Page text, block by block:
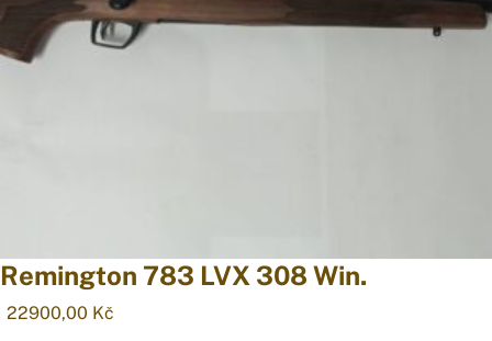
Remington 783 LVX 308 Win.
22900,00 Kč